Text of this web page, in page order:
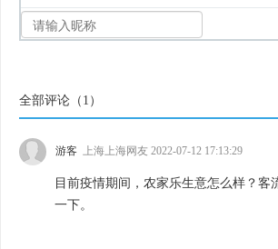
全部评论（ 1 ）
游客 上海上海网友 2022-07-12 17:13:29
目前疫情期间，农家乐生意怎么样？客
一下。